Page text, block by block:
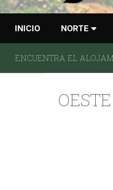
INICIO NORTE
ENCUENTRA EL
OESTE